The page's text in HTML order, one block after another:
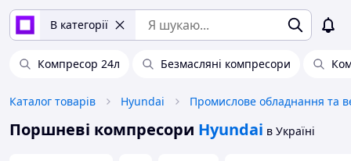
В категорії
Компресор 24л Безмасляні компресори
Каталог товарів Hyundai
Поршневі компресори Hyundai в Україні